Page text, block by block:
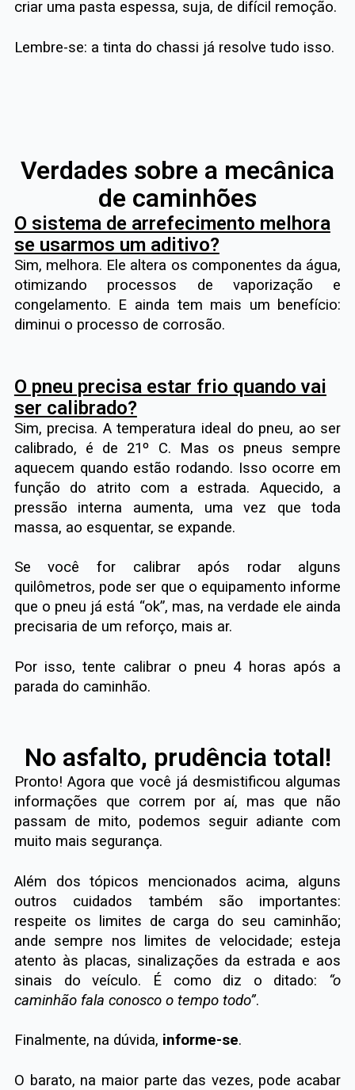
criar uma pasta espessa, suja, de difícil remoção.
Lembre-se: a tinta do chassi já resolve tudo isso.
Verdades sobre a mecânica
de caminhões
O sistema de arrefecimento melhora
se usarmos um aditivo?
Sim, melhora. Ele altera os componentes da água,
otimizando processos de vaporização e
congelamento. E ainda tem mais um benefício:
diminui o processo de corrosão.
O pneu precisa estar frio quando vai
ser calibrado?
Sim, precisa. A temperatura ideal do pneu, ao ser
calibrado, é de 21º C. Mas os pneus sempre
aquecem quando estão rodando. Isso ocorre em
função do atrito com a estrada. Aquecido, a
pressão interna aumenta, uma vez que toda
massa, ao esquentar, se expande.
Se você for calibrar após rodar alguns
quilômetros, pode ser que o equipamento informe
que o pneu já está “ok”, mas, na verdade ele ainda
precisaria de um reforço, mais ar.
Por isso, tente calibrar o pneu 4 horas após a
parada do caminhão.
No asfalto, prudência total!
Pronto! Agora que você já desmistificou algumas
informações que correm por aí, mas que não
passam de mito, podemos seguir adiante com
muito mais segurança.
Além dos tópicos mencionados acima, alguns
outros cuidados também são importantes:
respeite os limites de carga do seu caminhão;
ande sempre nos limites de velocidade; esteja
atento às placas, sinalizações da estrada e aos
sinais do veículo. É como diz o ditado: “o
caminhão fala conosco o tempo todo”.
Finalmente, na dúvida, informe-se.
O barato, na maior parte das vezes, pode acabar